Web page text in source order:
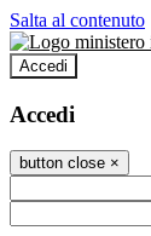
Salta al contenuto
Accedi
Accedi
button close ×